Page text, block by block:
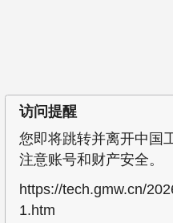
访问提醒
您即将跳转并离开中国
注意账号和财产安全。
https://tech.gmw.cn/
1.htm